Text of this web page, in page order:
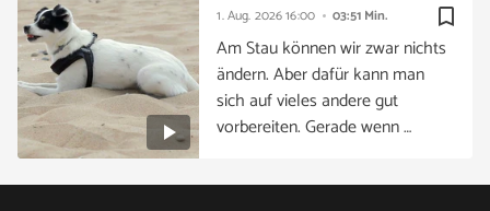
bookmark_border
1. Aug. 202616:00 03:51 Min.
Am Stau können wir zwar nichts
ändern. Aber dafür kann man
sich auf vieles andere gut
vorbereiten. Gerade wenn …